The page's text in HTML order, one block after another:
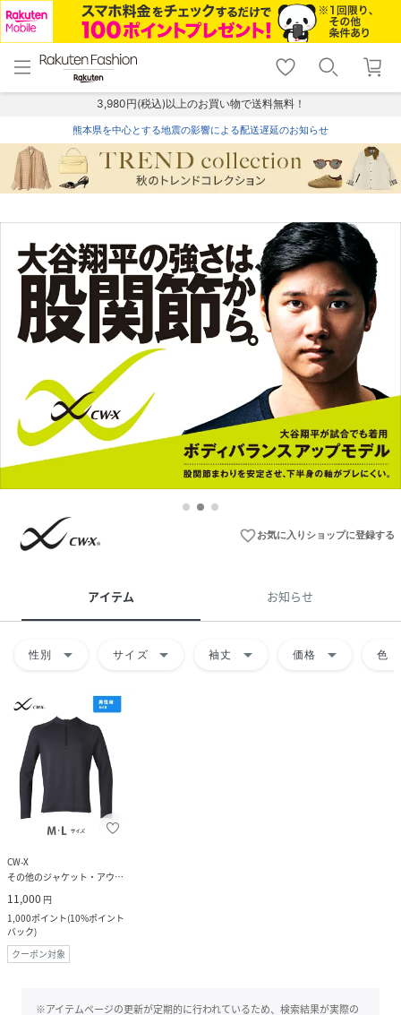
menu home
トップ
shopping_cart lock_outline
ログイン
3,980円(税込)以上のお買い物で送料無料！
熊本県を中心とする地震の影響による配送遅延のお知らせ
favorite_borderお気に入りショップに登録する
アイテム お知らせ
性別 arrow_drop_down サイズ arrow_drop_down 袖丈 arrow_drop_down 価格 arrow_drop_down 色
CW-X
その他のジャケット・アウター
11,000 円
1,000ポイント(10%ポイント
バック)
クーポン対象
※アイテムページの更新が定期的に行われているため、検索結果が実際の